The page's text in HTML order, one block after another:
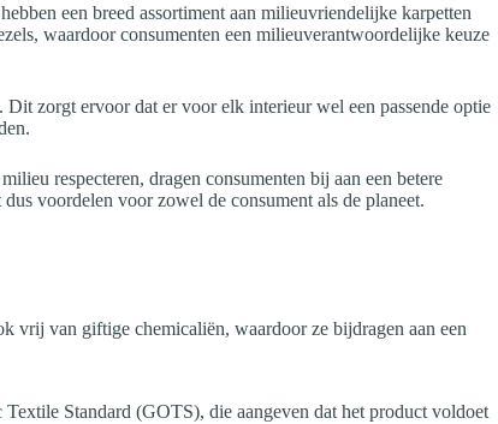
een breed assortiment aan milieuvriendelijke karpetten
waardoor consumenten een milieuverantwoordelijke keuze
zorgt ervoor dat er voor elk interieur wel een passende optie
respecteren, dragen consumenten bij aan een betere
voordelen voor zowel de consument als de planeet.
vrij van giftige chemicaliën, waardoor ze bijdragen aan een
Standard (GOTS), die aangeven dat het product voldoet